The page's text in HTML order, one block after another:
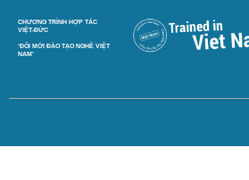
CHƯƠNG TRÌNH HỢP TÁC
VIỆT-ĐỨC
‘ĐỔI MỚI ĐÀO TẠO NGHỀ VIỆT
NAM’